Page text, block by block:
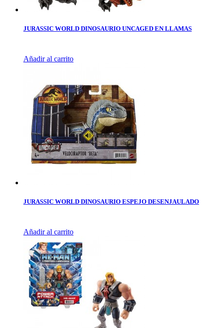
JURASSIC WORLD DINOSAURIO UNCAGED EN LLAMAS
Añadir al carrito
JURASSIC WORLD DINOSAURIO ESPEJO DESENJAULADO
Añadir al carrito